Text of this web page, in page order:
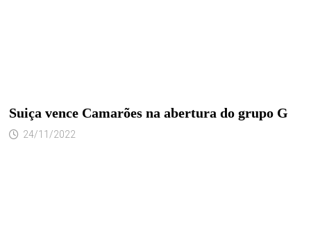
Suiça vence Camarões na abertura do grupo G
24/11/2022